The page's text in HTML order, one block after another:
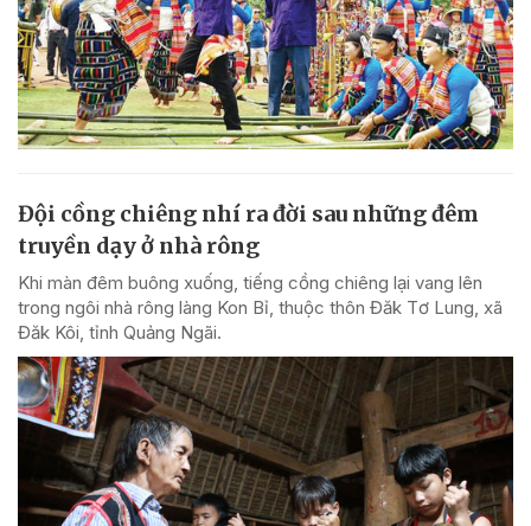
Đội cồng chiêng nhí ra đời sau những đêm
truyền dạy ở nhà rông
Khi màn đêm buông xuống, tiếng cồng chiêng lại vang lên
trong ngôi nhà rông làng Kon Bỉ, thuộc thôn Đăk Tơ Lung, xã
Đăk Kôi, tỉnh Quảng Ngãi.